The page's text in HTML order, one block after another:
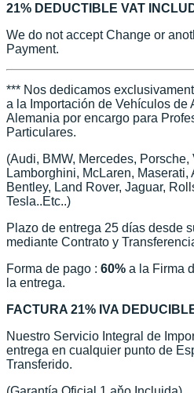
21% DEDUCTIBLE VAT
We do not accept Change or
Payment.
*** Nos dedicamos
a la Importación de Vehículos de
Alemania por encargo para
Particulares.
(Audi, BMW, Mercedes, Porsche,
Lamborghini, McLaren, Maserati,
Bentley, Land Rover, Jaguar,
Tesla..Etc..)
Plazo de entrega 25 días desde
mediante Contrato y
Forma de pago : 60% a la Firma
la entrega.
FACTURA 21% IVA
Nuestro Servicio Integral de
entrega en cualquier punto de
Transferido.